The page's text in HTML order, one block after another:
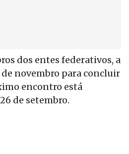
dos entes federativos, a
novembro para concluir
encontro está
de setembro.